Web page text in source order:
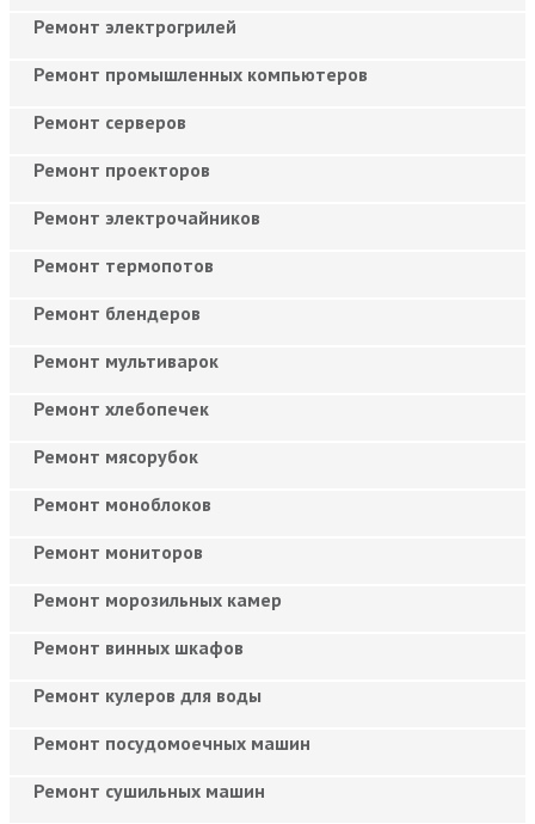
Ремонт электрогрилей
Ремонт промышленных компьютеров
Ремонт серверов
Ремонт проекторов
Ремонт электрочайников
Ремонт термопотов
Ремонт блендеров
Ремонт мультиварок
Ремонт хлебопечек
Ремонт мясорубок
Ремонт моноблоков
Ремонт мониторов
Ремонт морозильных камер
Ремонт винных шкафов
Ремонт кулеров для воды
Ремонт посудомоечных машин
Ремонт сушильных машин